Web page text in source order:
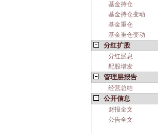
基金持仓
基金持仓变动
基金重仓
基金重仓变动
分红扩股
分红派息
配股增发
管理层报告
经营总结
公开信息
财报全文
公告全文